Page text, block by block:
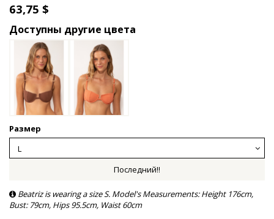
63,75 $
Доступны другие цвета
Размер
Последний!!
Beatriz is wearing a size S. Model's Measurements: Height 176cm,
Bust: 79cm, Hips 95.5cm, Waist 60cm